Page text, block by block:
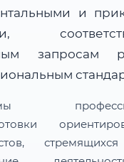
оригиналов:
~3 279 км
СДЭК / Почтой:5–7 рабочих
на документ для увеличения
и
запросам